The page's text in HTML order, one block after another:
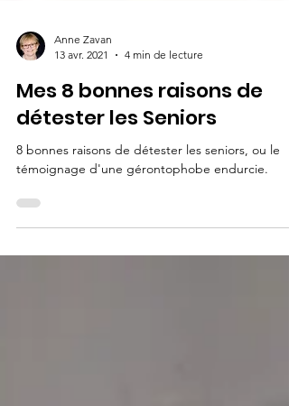
Anne Zavan
13 avr. 2021
4 min de lecture
Mes 8 bonnes raisons de
détester les Seniors
témoignage d'une gérontophobe endurcie.